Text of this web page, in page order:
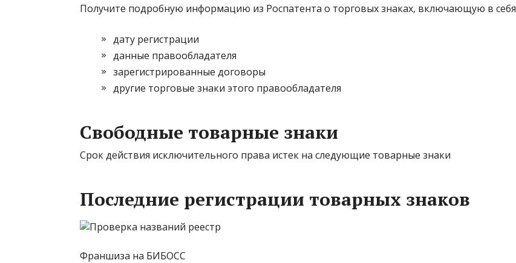
Получите подробную информацию из Роспатента о торговых знаках, включающую в себя
дату регистрации
данные правообладателя
зарегистрированные договоры
другие торговые знаки этого правообладателя
Свободные товарные знаки
Срок действия исключительного права истек на следующие товарные знаки
Последние регистрации товарных знаков
Франшиза на БИБОСС